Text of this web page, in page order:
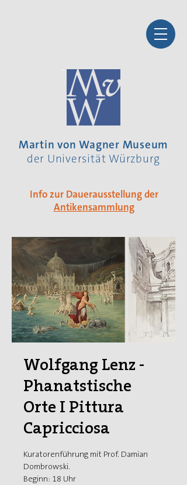
Martin von Wagner Museum
der Universität Würzburg
Info zur Dauerausstellung der
Antikensammlung
Wolfgang Lenz -
Phanatstische
Orte I Pittura
Capricciosa
Kuratorenführung mit Prof. Damian
Dombrowski.
Beginn: 18 Uhr